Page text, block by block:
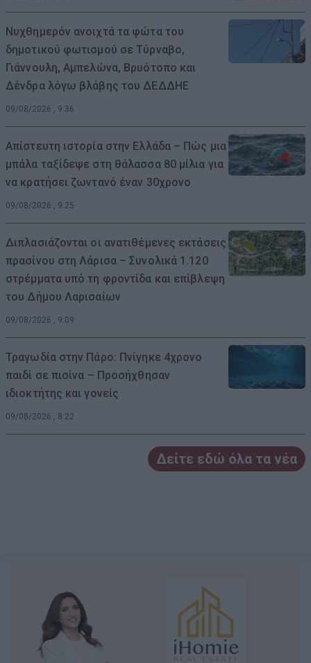
Νυχθημερόν ανοιχτά τα φώτα του
δημοτικού φωτισμού σε Τύρναβο,
Γιάννουλη, Αμπελώνα, Βρυότοπο και
Δένδρα λόγω βλάβης του ΔΕΔΔΗΕ
09/08/2026 , 9:36
Απίστευτη ιστορία στην Ελλάδα – Πώς μια
μπάλα ταξίδεψε στη θάλασσα 80 μίλια για
να κρατήσει ζωντανό έναν 30χρονο
09/08/2026 , 9:25
Διπλασιάζονται οι ανατιθέμενες εκτάσεις
πρασίνου στη Λάρισα – Συνολικά 1.120
στρέμματα υπό τη φροντίδα και επίβλεψη
του Δήμου Λαρισαίων
09/08/2026 , 9:09
Τραγωδία στην Πάρο: Πνίγηκε 4χρονο
παιδί σε πισίνα – Προσήχθησαν
ιδιοκτήτης και γονείς
09/08/2026 , 8:22
Δείτε εδώ όλα τα νέα